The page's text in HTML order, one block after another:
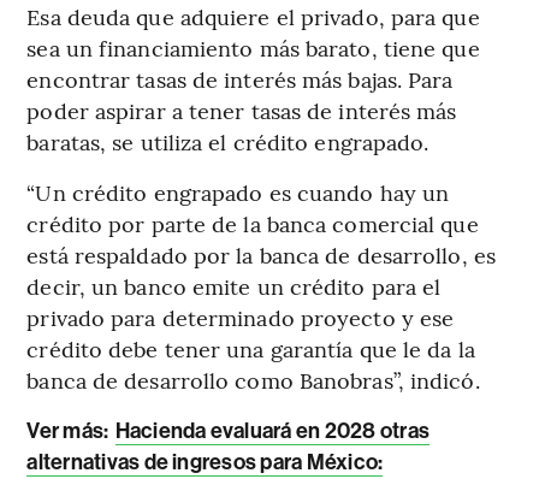
Esa deuda que adquiere el privado, para que
sea un financiamiento más barato, tiene que
encontrar tasas de interés más bajas. Para
poder aspirar a tener tasas de interés más
baratas, se utiliza el crédito engrapado.
“Un crédito engrapado es cuando hay un
crédito por parte de la banca comercial que
está respaldado por la banca de desarrollo, es
decir, un banco emite un crédito para el
privado para determinado proyecto y ese
crédito debe tener una garantía que le da la
banca de desarrollo como Banobras”, indicó.
Ver más: Hacienda evaluará en 2028 otras
alternativas de ingresos para México: